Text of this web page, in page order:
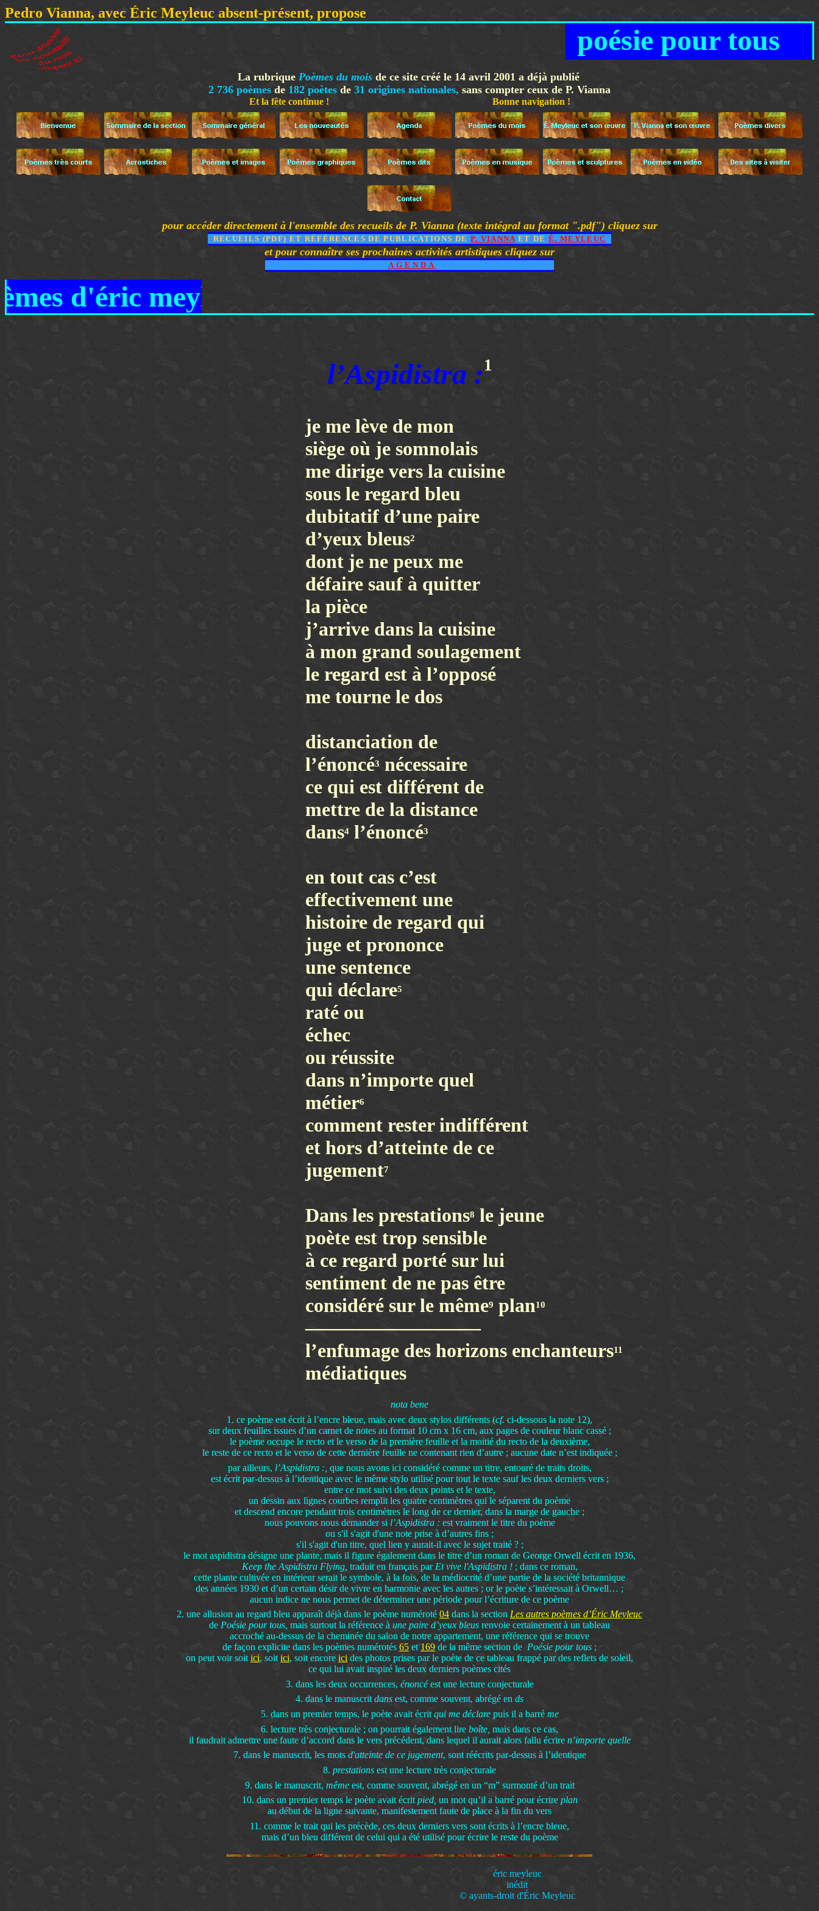
Pedro Vianna, avec Éric Meyleuc absent-présent, propose
poésie pour tous
La rubrique Poèmes du mois de ce site créé le 14 avril 2001 a déjà publié
2 736 poèmes de 182 poètes de 31 origines nationales, sans compter ceux de P. Vianna
Et la fête continue ! Bonne navigation !
pour accéder directement à l'ensemble des recueils de P. Vianna (texte intégral au format ".pdf") cliquez sur
RECUEILS (PDF) ET RÉFÉRENCES DE PUBLICATIONS DE P. VIANNAET DE É. MEYLEUC
et pour connaître ses prochaines activités artistiques cliquez sur
AGENDA
poèmes d'éric meyleuc manuscrits 53
l’Aspidistra :1
je me lève de mon
siège où je somnolais
me dirige vers la cuisine
sous le regard bleu
dubitatif d’une paire
d’yeux bleus2
dont je ne peux me
défaire sauf à quitter
la pièce
j’arrive dans la cuisine
à mon grand soulagement
le regard est à l’opposé
me tourne le dos
distanciation de
l’énoncé3 nécessaire
ce qui est différent de
mettre de la distance
dans4 l’énoncé3
en tout cas c’est
effectivement une
histoire de regard qui
juge et prononce
une sentence
qui déclare5
raté ou
échec
ou réussite
dans n’importe quel
métier6
comment rester indifférent
et hors d’atteinte de ce
jugement7
Dans les prestations8 le jeune
poète est trop sensible
à ce regard porté sur lui
sentiment de ne pas être
considéré sur le même9 plan10
—————————
l’enfumage des horizons enchanteurs11
médiatiques
nota bene
1. ce poème est écrit à l’encre bleue, mais avec deux stylos différents (cf. ci-dessous la note 12),
sur deux feuilles issues d’un carnet de notes au format 10 cm x 16 cm, aux pages de couleur blanc cassé ;
le poème occupe le recto et le verso de la première feuille et la moitié du recto de la deuxième,
le reste de ce recto et le verso de cette dernière feuille ne contenant rien d’autre ; aucune date n’est indiquée ;
par ailleurs, l’Aspidistra :, que nous avons ici considéré comme un titre, entouré de traits droits,
est écrit par-dessus à l’identique avec le même stylo utilisé pour tout le texte sauf les deux derniers vers ;
entre ce mot suivi des deux points et le texte,
un dessin aux lignes courbes remplit les quatre centimètres qui le séparent du poème
et descend encore pendant trois centimètres le long de ce dernier, dans la marge de gauche ;
nous pouvons nous demander si l’Aspidistra : est vraiment le titre du poème
ou s'il s'agit d'une note prise à d’autres fins ;
s'il s'agit d'un titre, quel lien y aurait-il avec le sujet traité ? ;
le mot aspidistra désigne une plante, mais il figure également dans le titre d’un roman de George Orwell écrit en 1936,
Keep the Aspidistra Flying, traduit en français par Et vive l'Aspidistra !; dans ce roman,
cette plante cultivée en intérieur serait le symbole, à la fois, de la médiocrité d’une partie de la société britannique
des années 1930 et d’un certain désir de vivre en harmonie avec les autres ; or le poète s’intéressait à Orwell… ;
aucun indice ne nous permet de déterminer une période pour l’écriture de ce poème
2. une allusion au regard bleu apparaît déjà dans le poème numéroté 04 dans la section Les autres poèmes d’Éric Meyleuc
de Poésie pour tous, mais surtout la référence à une paire d’yeux bleus renvoie certainement à un tableau
accroché au-dessus de la cheminée du salon de notre appartement, une référence qui se trouve
de façon explicite dans les poèmes numérotés 65 et 169 de la même section de Poésie pour tous ;
on peut voir soit ici, soit ici, soit encore ici des photos prises par le poète de ce tableau frappé par des reflets de soleil,
ce qui lui avait inspiré les deux derniers poèmes cités
3. dans les deux occurrences, énoncéest une lecture conjecturale
4. dans le manuscritdans est, comme souvent, abrégé en ds
5. dans un premier temps, le poète avait écrit qui me déclarepuis il a barré me
6. lecture très conjecturale ; on pourrait également lire boîte, mais dans ce cas,
il faudrait admettre une faute d’accord dans le vers précédent, dans lequel il aurait alors fallu écrire n’importe quelle
7. dans le manuscrit, les mots d'atteinte de ce jugement, sont réécrits par-dessus à l’identique
8. prestations est une lecture très conjecturale
9. dans le manuscrit, mêmeest, comme souvent, abrégé en un “m” surmonté d’un trait
10. dans un premier temps le poète avait écritpied, un mot qu’il a barré pour écrireplan
au début de la ligne suivante, manifestement faute de place à la fin du vers
11. comme le trait qui les précède, ces deux derniers vers sont écrits à l’encre bleue,
mais d’un bleu différent de celui qui a été utilisé pour écrire le reste du poème
éric meyleuc
inédit
© ayants-droit d'Éric Meyleuc